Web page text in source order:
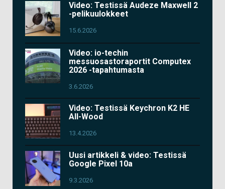
Video: Testissä Audeze Maxwell 2
-pelikuulokkeet
15.6.2026
Video: io-techin
messuosastoraportit Computex
2026 -tapahtumasta
3.6.2026
Video: Testissä Keychron K2 HE
All-Wood
13.4.2026
Uusi artikkeli & video: Testissä
Google Pixel 10a
9.3.2026